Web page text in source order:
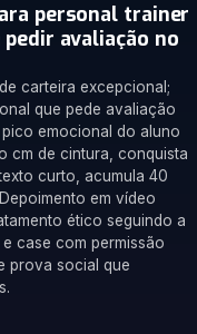
personal trainer
avaliação no
carteira excepcional;
que pede avaliação
emocional do aluno
cm de cintura, conquista
curto, acumula 40
em vídeo
ético seguindo a
e case com permissão
prova social que